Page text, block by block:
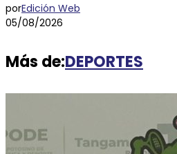
porEdición Web
05/08/2026
Más de:DEPORTES